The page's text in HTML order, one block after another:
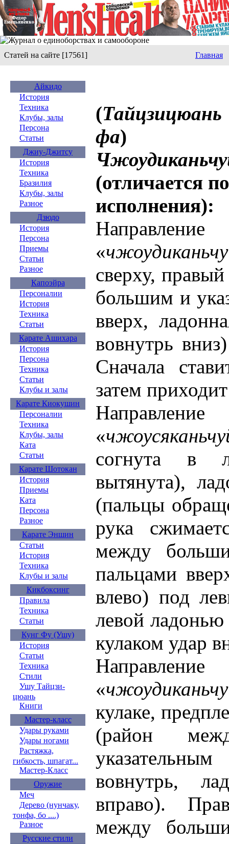
Статей на сайте [17561] Главная
Айкидо
История
Техника
Клубы, залы
Персона
Статьи
Джиу-Джитсу
История
Техника
Бразилия
Клубы, залы
Разное
Дзюдо
История
Персона
Приемы
Статьи
Разное
Капоэйра
Персоналии
История
Техника
Статьи
Карате Ашихара
История
Персона
Техника
Статьи
Клубы и залы
Карате Киокушин
Персоналии
Техника
Клубы, залы
Ката
Статьи
Карате Шотокан
История
Приемы
Ката
Персона
Разное
Карате Эншин
Статьи
История
Техника
Клубы и залы
Кикбоксинг
Правила
Техника
Статьи
Кунг Фу (Ушу)
История
Статьи
Техника
Стили
Ушу Тайцзи-
цюань
Книги
Мастер-класс
Удары руками
Удары ногами
Растяжка,
гибкость, шпагат...
Мастер-Класс
Оружие
Меч
Дерево (нунчаку,
тонфа, бо ....)
Разное
Русские стили
(
фа)
(отличается
исполнения):
«
сверху,
большим и
вверх,
вовнутрь
Сначала
затем
«
согнута в
вытянута),
(пальцы
рука
между
пальцами
влево) под
левой
кулаком удар
«
кулаке,
(район
вовнутрь,
вправо).
между